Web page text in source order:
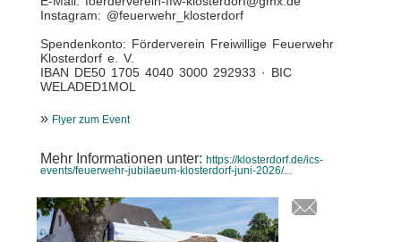
Instagram: @feuerwehr_klosterdorf
Spendenkonto: Förderverein Freiwillige Feuerwehr
Klosterdorf e. V.
IBAN DE50 1705 4040 3000 292933 · BIC
WELADED1MOL
» Flyer zum Event
Mehr Informationen unter: https://klosterdorf.de/ics-
events/feuerwehr-jubilaeum-klosterdorf-juni-2026/...